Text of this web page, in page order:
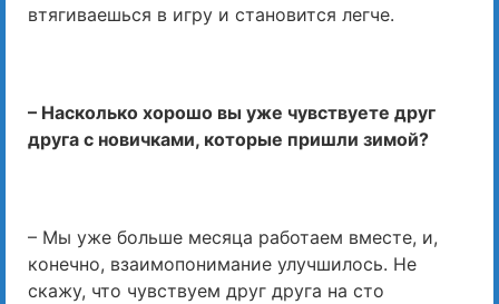
втягиваешься в игру и становится легче.
– Насколько хорошо вы уже чувствуете друг
друга с новичками, которые пришли зимой?
– Мы уже больше месяца работаем вместе, и,
конечно, взаимопонимание улучшилось. Не
скажу, что чувствуем друг друга на сто